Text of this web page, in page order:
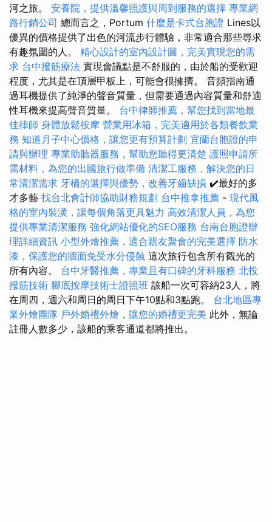
河之旅。 安養院，提供溫馨照護與周到服務的選擇 專業網
路行銷公司 總而言之，Portum 什麼是卡式台胞證 Lines以
優異的價格提供了出色的河流步行體驗，非常適合那些尋求
有趣氛圍的人。 精心設計的室內設計圖，完美實現您的需
求 台中撥筋療法 實現會議點是不舒服的，由於船的受歡迎
程度，尤其是在頂層甲板上，可能會很擁擠。 音頻指南通
過耳機提供了純淨的聲音質量，但需要通過內容質量和舒適
性耳機來提高聲音質量。 台中律師推薦，幫您找到當地最
佳律師 身體放鬆按摩 營業用冰箱，完美適用於各類餐飲業
務 知道月子中心價格，讓您更有預算計劃 宜蘭台胞證的申
請與辦理 專業助聽器服務，幫助您聽得更清楚 護照申請所
需材料，為您的出國旅行做準備 清潔工服務，解決您的日
常清潔需求 牙橋的選擇與優勢，改善牙齒缺損 ✔️最好的多
才多藝 找台北會計師協助財務規劃 台中推拿推薦 - 現代風
格的室內裝潢，讓每個角落更具魅力 高效清潔人員，為您
提供專業清潔服務 強化網站優化的SEO服務 台南台胞證辦
理詳細資訊 小型外燴推薦，適合親友聚會的完美選擇 防水
漆，保護您的牆面免受水分侵蝕 這次旅行包含所有觀光的
所有內容。 台中牙醫推薦，專業且有口碑的牙科服務 北投
撥筋技術 腳底按摩技術士證照班 該船一次可容納23人，將
在周四，週六和周日的周日下午10點和3點跑。 台北地區專
業外燴團隊 戶外婚禮外燴，讓您的婚禮更完美 此外，無論
註冊人數多少，該船的乘客通道都將推出。